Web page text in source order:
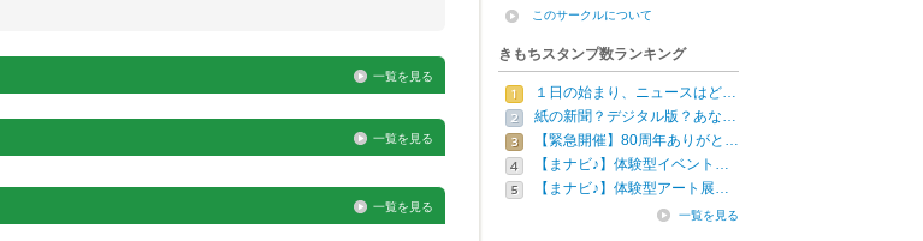
一覧を見る
一覧を見る
一覧を見る
このサークルについて
きもちスタンプ数ランキング
１日の始まり、ニュースはど…
紙の新聞？デジタル版？あな…
【緊急開催】80周年ありがと…
【まナビ♪】体験型イベント…
【まナビ♪】体験型アート展…
一覧を見る